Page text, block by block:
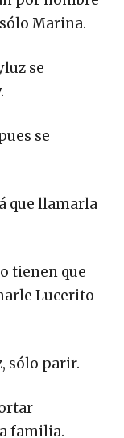
Marina.
se
se
que llamarla
tienen que
Lucerito
sólo parir.
familia.